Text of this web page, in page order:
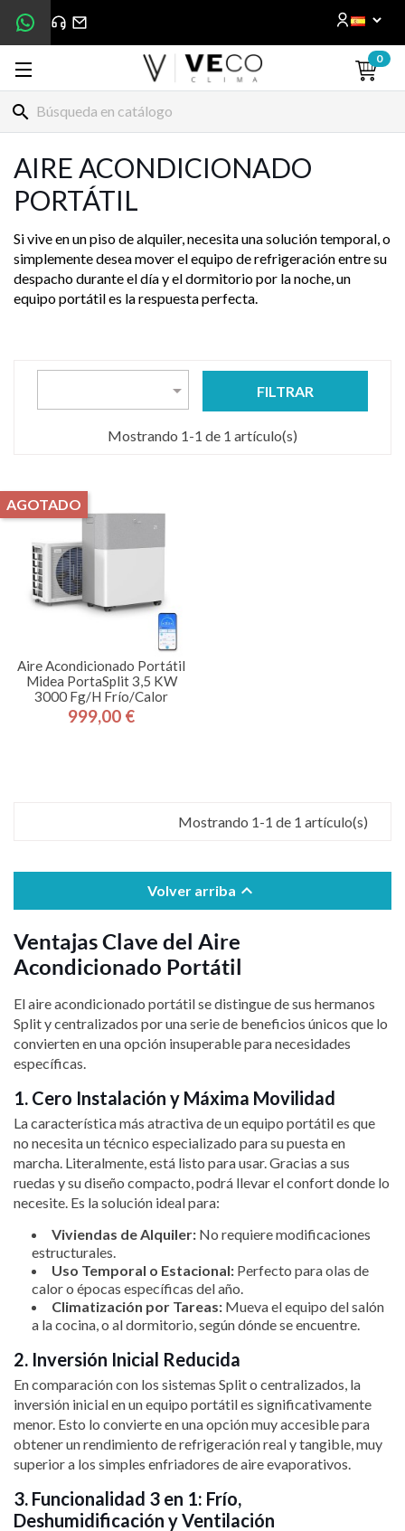
0
search
AIRE ACONDICIONADO
PORTÁTIL
Si vive en un piso de alquiler, necesita una solución temporal, o
simplemente desea mover el equipo de refrigeración entre su
despacho durante el día y el dormitorio por la noche, un
equipo portátil es la respuesta perfecta.
 FILTRAR
Mostrando 1-1 de 1 artículo(s)
Aire Acondicionado Portátil
Midea PortaSplit 3,5 KW
3000 Fg/h Frío/calor
Precio
999,00 €
AGOTADO
Mostrando 1-1 de 1 artículo(s)
Volver arriba 
Ventajas Clave del Aire
Acondicionado Portátil
El aire acondicionado portátil se distingue de sus hermanos
Split y centralizados por una serie de beneficios únicos que lo
convierten en una opción insuperable para necesidades
específicas.
1. Cero Instalación y Máxima Movilidad
La característica más atractiva de un equipo portátil es que
no necesita un técnico especializado para su puesta en
marcha. Literalmente, está listo para usar. Gracias a sus
ruedas y su diseño compacto, podrá llevar el confort donde lo
necesite. Es la solución ideal para:
Viviendas de Alquiler: No requiere modificaciones
estructurales.
Uso Temporal o Estacional: Perfecto para olas de
calor o épocas específicas del año.
Climatización por Tareas: Mueva el equipo del salón
a la cocina, o al dormitorio, según dónde se encuentre.
2. Inversión Inicial Reducida
En comparación con los sistemas Split o centralizados, la
inversión inicial en un equipo portátil es significativamente
menor. Esto lo convierte en una opción muy accesible para
obtener un rendimiento de refrigeración real y tangible, muy
superior a los simples enfriadores de aire evaporativos.
3. Funcionalidad 3 en 1: Frío,
Deshumidificación y Ventilación